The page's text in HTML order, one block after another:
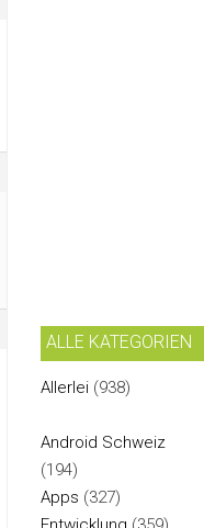
ALLE KATEGORIEN
Allerlei (938)
Android Schweiz
(194)
Apps (327)